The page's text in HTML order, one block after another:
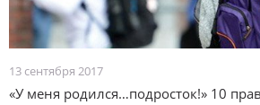
13 сентября 2017
«У меня родился…подросток!» 10